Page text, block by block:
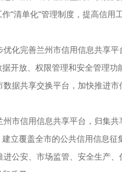
“清单化”管理制度，提高信用
优化完善兰州市信用信息共享
开放、权限管理和安全管理功
数据共享交换平台，加快推
州市信用信息共享平台，归集
立覆盖全市的公共信用信息征
进公安、市场监管、安全生